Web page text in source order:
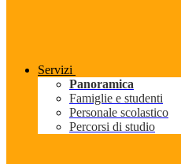
Servizi
Panoramica
Famiglie e studenti
Personale scolastico
Percorsi di studio